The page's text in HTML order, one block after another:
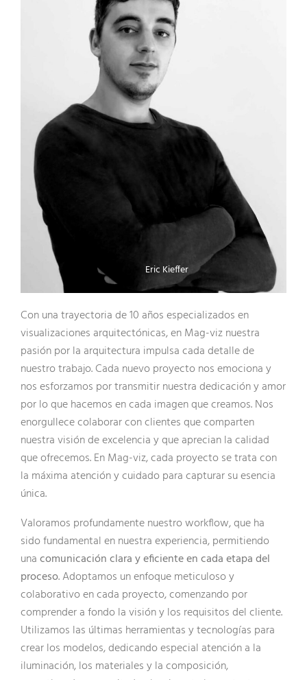
Eric Kieffer
Con una trayectoria de 10 años especializados en
visualizaciones arquitectónicas, en Mag-viz nuestra
pasión por la arquitectura impulsa cada detalle de
nuestro trabajo. Cada nuevo proyecto nos emociona y
nos esforzamos por transmitir nuestra dedicación y amor
por lo que hacemos en cada imagen que creamos. Nos
enorgullece colaborar con clientes que comparten
nuestra visión de excelencia y que aprecian la calidad
que ofrecemos. En Mag-viz, cada proyecto se trata con
la máxima atención y cuidado para capturar su esencia
única.
Valoramos profundamente nuestro workflow, que ha
sido fundamental en nuestra experiencia, permitiendo
unacomunicación clara y eficiente en cada etapa del
proceso. Adoptamos un enfoque meticuloso y
colaborativo en cada proyecto, comenzando por
comprender a fondo la visión y los requisitos del cliente.
Utilizamos las últimas herramientas y tecnologías para
crear los modelos, dedicando especial atención a la
iluminación, los materiales y la composición,